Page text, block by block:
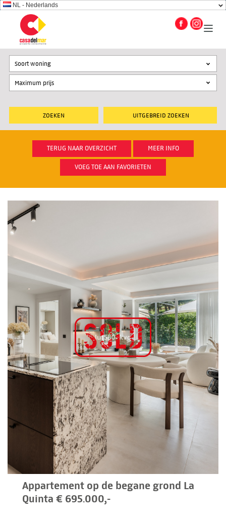
NL - Nederlands
UITGEBREID ZOEKEN
Soort woning
TERUG NAAR OVERZICHT MEER INFO
VOEG TOE AAN FAVORIETEN
Appartement op de begane grond La
Quinta € 695.000,-